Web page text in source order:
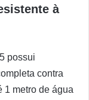
à
possui
contra
1 metro de água